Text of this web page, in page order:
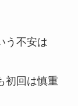
う不安は
初回は慎重